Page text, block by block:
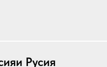
Русия